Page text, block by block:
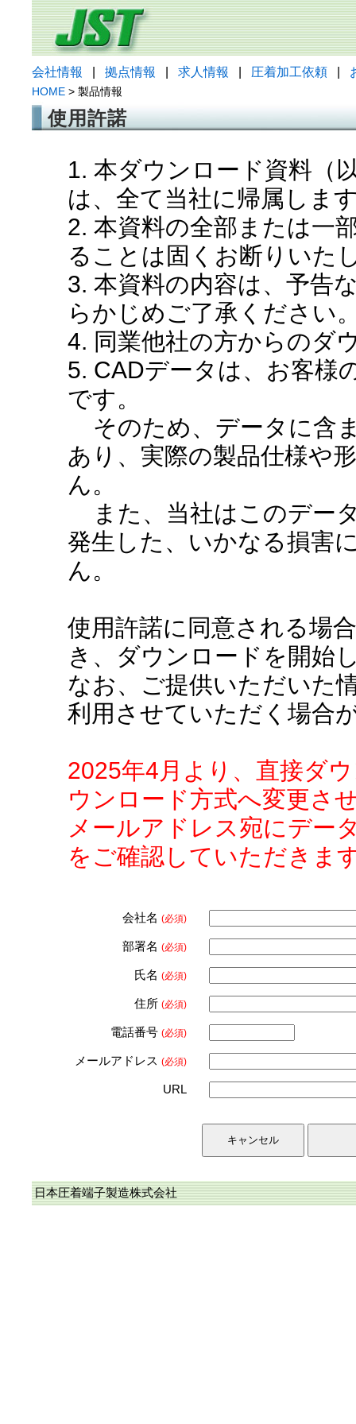
会社情報 拠点情報 求人情報 圧着加工依頼
HOME > 製品情報
使用許諾
1. 本ダウンロード資料（
は、全て当社に帰属しま
2. 本資料の全部または一
ることは固くお断りいた
3. 本資料の内容は、予告
らかじめご了承ください
4. 同業他社の方からのダ
5. CADデータは、お客様
です。
そのため、データに含
あり、実際の製品仕様や
ん。
また、当社はこのデー
発生した、いかなる損害
ん。
使用許諾に同意される場
き、ダウンロードを開始
なお、ご提供いただいた
利用させていただく場合
2025年4月より、直接ダ
ウンロード方式へ変更さ
メールアドレス宛にデー
をご確認していただきま
会社名 (必須)
部署名 (必須)
氏名 (必須)
住所 (必須)
電話番号 (必須)
メールアドレス (必須)
URL
日本圧着端子製造株式会社